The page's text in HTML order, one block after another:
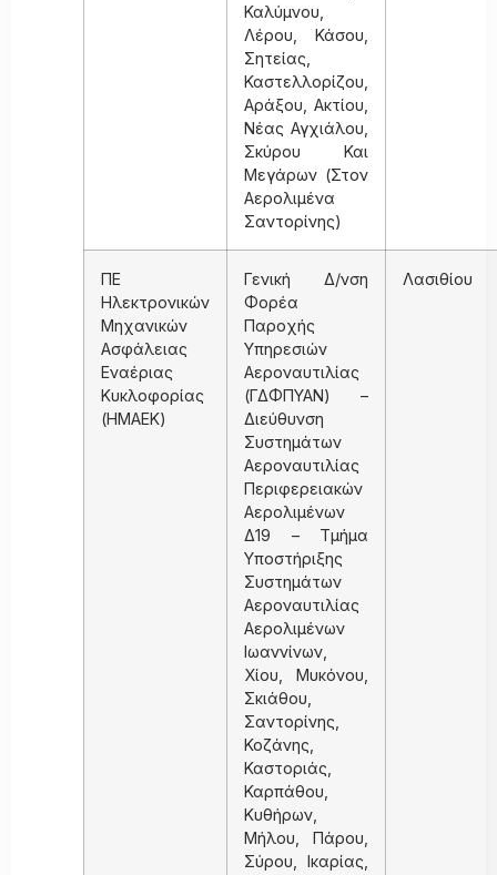
Καλύμνου,
Λέρου, Κάσου,
Σητείας,
Καστελλορίζου,
Αράξου, Ακτίου,
Νέας Αγχιάλου,
Σκύρου Και
Μεγάρων (Στον
Αερολιμένα
Σαντορίνης)
ΠΕ
Ηλεκτρονικών
Μηχανικών
Ασφάλειας
Εναέριας
Κυκλοφορίας
(ΗΜΑΕΚ)
Γενική Δ/νση
Φορέα
Παροχής
Υπηρεσιών
Αεροναυτιλίας
(ΓΔΦΠΥΑΝ) –
Διεύθυνση
Συστημάτων
Αεροναυτιλίας
Περιφερειακών
Αερολιμένων
Δ19 – Τμήμα
Υποστήριξης
Συστημάτων
Αεροναυτιλίας
Αερολιμένων
Ιωαννίνων,
Χίου, Μυκόνου,
Σκιάθου,
Σαντορίνης,
Κοζάνης,
Καστοριάς,
Καρπάθου,
Κυθήρων,
Μήλου, Πάρου,
Σύρου, Ικαρίας,
Λασιθίου